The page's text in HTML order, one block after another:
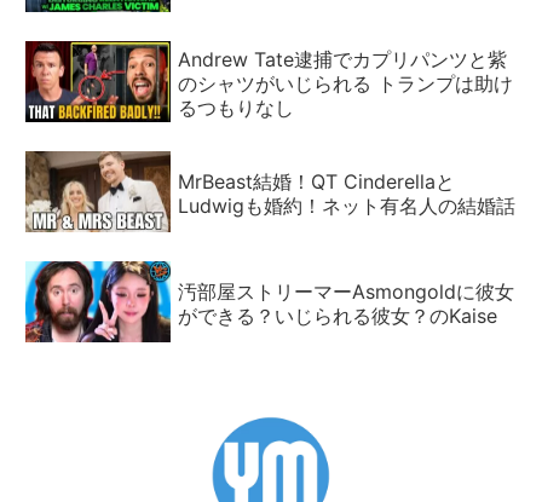
Andrew Tate逮捕でカプリパンツと紫
のシャツがいじられる トランプは助け
るつもりなし
MrBeast結婚！QT Cinderellaと
Ludwigも婚約！ネット有名人の結婚話
汚部屋ストリーマーAsmongoldに彼女
ができる？いじられる彼女？のKaise